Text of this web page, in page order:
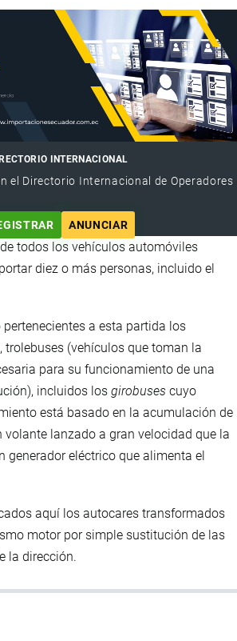
INTERNACIONAL
el Directorio Internacional de Operadores
ANUNCIAR
todos los vehículos automóviles
diez o más personas, incluido el
a esta partida los
trolebuses (vehículos que toman la
para su funcionamiento de una
incluidos los girobuses cuyo
está basado en la acumulación de
volante lanzado a gran velocidad que la
generador eléctrico que alimenta el
aquí los autocares transformados
motor por simple sustitución de las
la dirección.